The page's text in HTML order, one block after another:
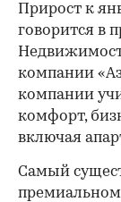
Прирост к
говорится в
компании
компании
комфорт,
включая
Самый